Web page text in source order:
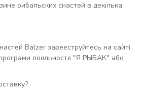
рибальских снастей в декілька
Balzer зарееструйтесь на сайті
лояльностя "Я РЫБАК" або